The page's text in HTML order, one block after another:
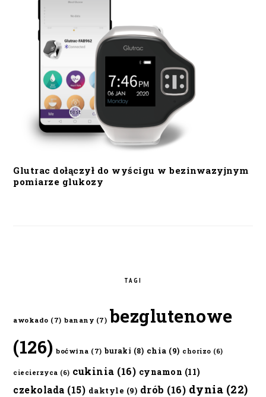
Glutrac dołączył do wyścigu w bezinwazyjnym
pomiarze glukozy
TAGI
awokado (7) banany (7) bezglutenowe
(126) boćwina (7) buraki (8) chia (9) chorizo (6)
ciecierzyca (6) cukinia (16) cynamon (11)
czekolada (15) daktyle (9) drób (16) dynia (22)